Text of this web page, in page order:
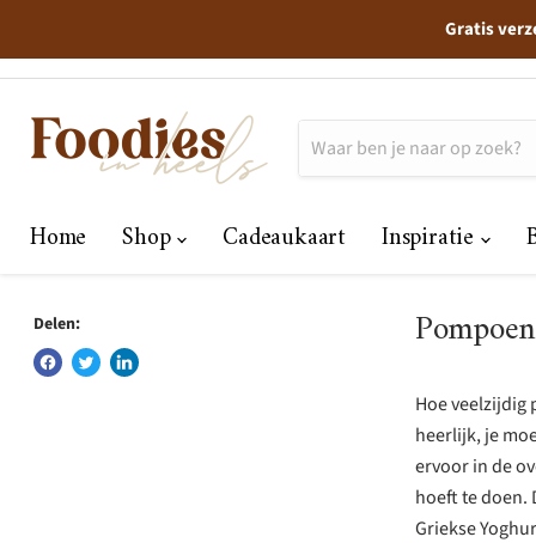
Gratis
Home Shop Cadeaukaart Inspiratie
Delen:
Hoe
heerlijk, je
ervoor in de
hoeft te doen.
Griekse